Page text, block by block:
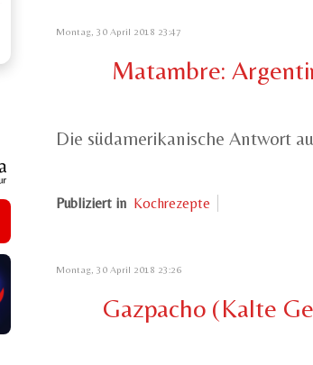
Montag, 30 April 2018 23:47
Matambre:
Die südamerikanische Antwort
Publiziert in Kochrezepte
Montag, 30 April 2018 23:26
Gazpacho (Kalte